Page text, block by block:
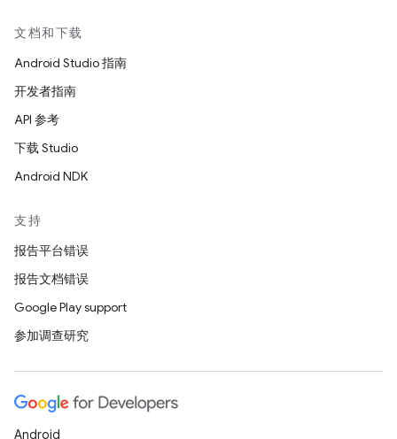
文档和下载
Android Studio 指南
开发者指南
API 参考
下载 Studio
Android NDK
支持
报告平台错误
报告文档错误
Google Play support
参加调查研究
Android